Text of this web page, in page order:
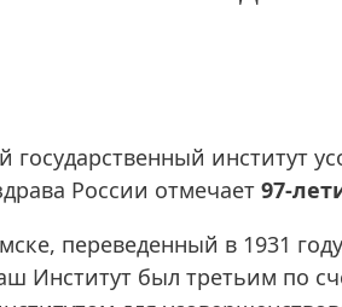
государственный институт
России отмечает 97-
переведенный в 1931
Институт был третьим по